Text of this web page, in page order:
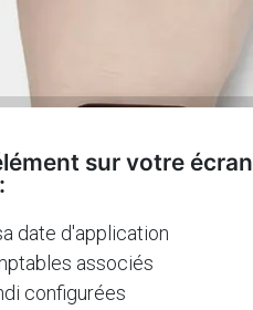
sur votre écran
date d'application
associés
configurées